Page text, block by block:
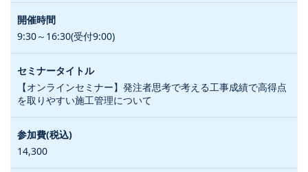
9:30～16:30(受付9:00)
【オンラインセミナー】発注者思考で考える工事成績で高得点
を取りやすい施工管理について
14,300